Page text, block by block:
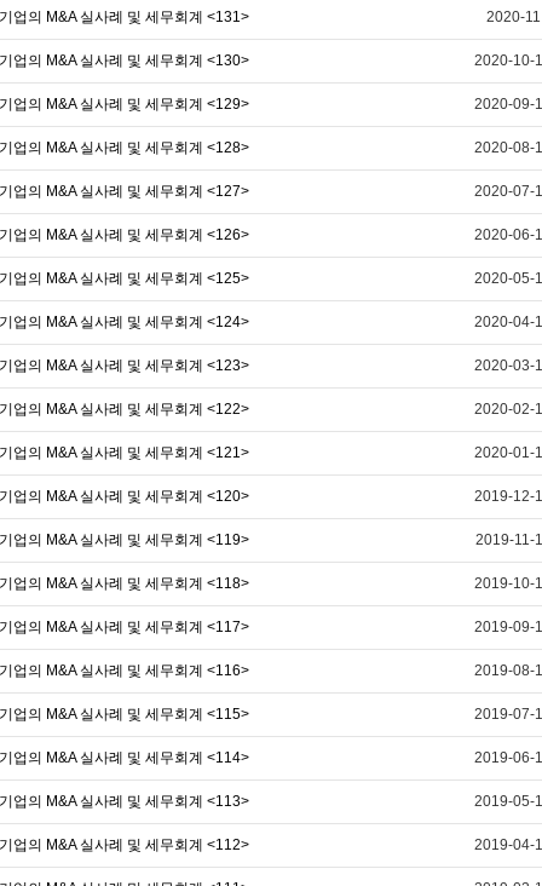
기업의 M&A 실사례 및 세무회계 <131> 2020-11
기업의 M&A 실사례 및 세무회계 <130> 2020-10-
기업의 M&A 실사례 및 세무회계 <129> 2020-09-
기업의 M&A 실사례 및 세무회계 <128> 2020-08-
기업의 M&A 실사례 및 세무회계 <127> 2020-07-
기업의 M&A 실사례 및 세무회계 <126> 2020-06-
기업의 M&A 실사례 및 세무회계 <125> 2020-05-
기업의 M&A 실사례 및 세무회계 <124> 2020-04-
기업의 M&A 실사례 및 세무회계 <123> 2020-03-
기업의 M&A 실사례 및 세무회계 <122> 2020-02-
기업의 M&A 실사례 및 세무회계 <121> 2020-01-
기업의 M&A 실사례 및 세무회계 <120> 2019-12-
기업의 M&A 실사례 및 세무회계 <119> 2019-11-
기업의 M&A 실사례 및 세무회계 <118> 2019-10-
기업의 M&A 실사례 및 세무회계 <117> 2019-09-
기업의 M&A 실사례 및 세무회계 <116> 2019-08-
기업의 M&A 실사례 및 세무회계 <115> 2019-07-
기업의 M&A 실사례 및 세무회계 <114> 2019-06-
기업의 M&A 실사례 및 세무회계 <113> 2019-05-
기업의 M&A 실사례 및 세무회계 <112> 2019-04-